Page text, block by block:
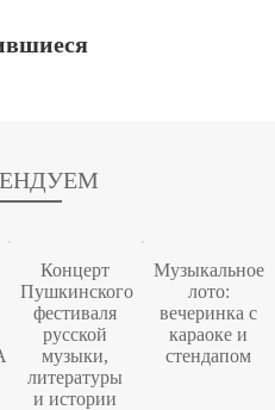
Концерт
Пушкинского
фестиваля
русской
музыки,
литературы
и истории
Музыкальное
лото:
вечеринка с
караоке и
стендапом